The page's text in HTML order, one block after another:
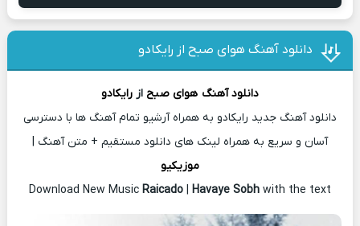
دانلود آهنگ هوای صبح از رایکادو
دانلود آهنگ هوای صبح از رایکادو
دانلود آهنگ جدید رایکادو به همراه آرشیو تمام آهنگ ها با دسترسی
آسان و سریع به همراه لینک های دانلود مستقیم + متن آهنگ |
موزیکیو
Download New Music Raicado Havaye Sobh with the text